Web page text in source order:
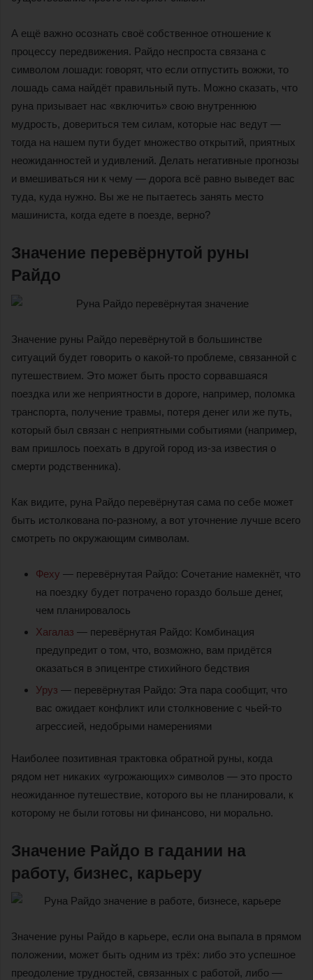
А ещё важно осознать своё собственное отношение к
процессу передвижения. Райдо неспроста связана с
символом лошади: говорят, что если отпустить вожжи, то
лошадь сама найдёт правильный путь. Можно сказать, что
руна призывает нас «включить» свою внутреннюю
мудрость, довериться тем силам, которые нас ведут —
тогда на нашем пути будет множество открытий, приятных
неожиданностей и удивлений. Делать негативные прогнозы
и вмешиваться ни к чему — дорога всё равно выведет вас
туда, куда нужно. Вы же не пытаетесь занять место
машиниста, когда едете в поезде, верно?
Значение перевёрнутой руны
Райдо
Значение руны Райдо перевёрнутой в большинстве
ситуаций будет говорить о какой-то проблеме, связанной с
путешествием. Это может быть просто сорвавшаяся
поездка или же неприятности в дороге, например, поломка
транспорта, получение травмы, потеря денег или же путь,
который был связан с неприятными событиями (например,
вам пришлось поехать в другой город из-за известия о
смерти родственника).
Как видите, руна Райдо перевёрнутая сама по себе может
быть истолкована по-разному, а вот уточнение лучше всего
смотреть по окружающим символам.
Феху — перевёрнутая Райдо: Сочетание намекнёт, что
на поездку будет потрачено гораздо больше денег,
чем планировалось
Хагалаз — перевёрнутая Райдо: Комбинация
предупредит о том, что, возможно, вам придётся
оказаться в эпицентре стихийного бедствия
Уруз — перевёрнутая Райдо: Эта пара сообщит, что
вас ожидает конфликт или столкновение с чьей-то
агрессией, недобрыми намерениями
Наиболее позитивная трактовка обратной руны, когда
рядом нет никаких «угрожающих» символов — это просто
неожиданное путешествие, которого вы не планировали, к
которому не были готовы ни финансово, ни морально.
Значение Райдо в гадании на
работу, бизнес, карьеру
Значение руны Райдо в карьере, если она выпала в прямом
положении, может быть одним из трёх: либо это успешное
преодоление трудностей, связанных с работой, либо —